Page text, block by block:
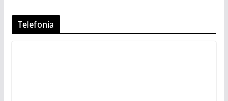
Telefonia